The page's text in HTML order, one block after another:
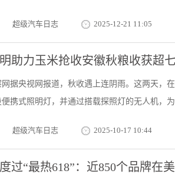
超级汽车日志 2025-12-21 11:05
助力玉米抢收安徽秋粮收获超
据央视网报道，秋收遇上连阴雨。这两天，
携式照明灯，并通过搭载探照灯的无人机，
超级汽车日志 2025-10-17 10:44
过“最热618”：近850个品牌在